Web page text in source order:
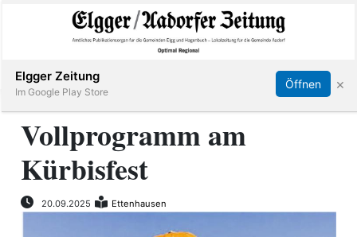
Elgg
Aadorf
Abonnieren Online Anmelden Anmelden
Vollprogramm am
Kürbisfest
20.09.2025 Ettenhausen
Elgger Zeitung
Im Google Play Store
Öffnen ×